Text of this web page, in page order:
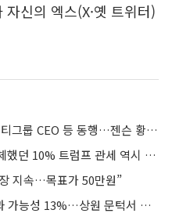
신의 엑스(X·옛 트위터)
트럼프 방중에 블랙스톤·씨티그룹 CEO 등 동행…젠슨 황 “초대받으면 큰 영광”
美 무역법원 "상호관세 대체했던 10% 트럼프 관세 역시 위법"⋯정권에 타격
지속…목표가 50만원”
美 클래리티 법안 연내 통과 가능성 13%…상원 문턱서 제동